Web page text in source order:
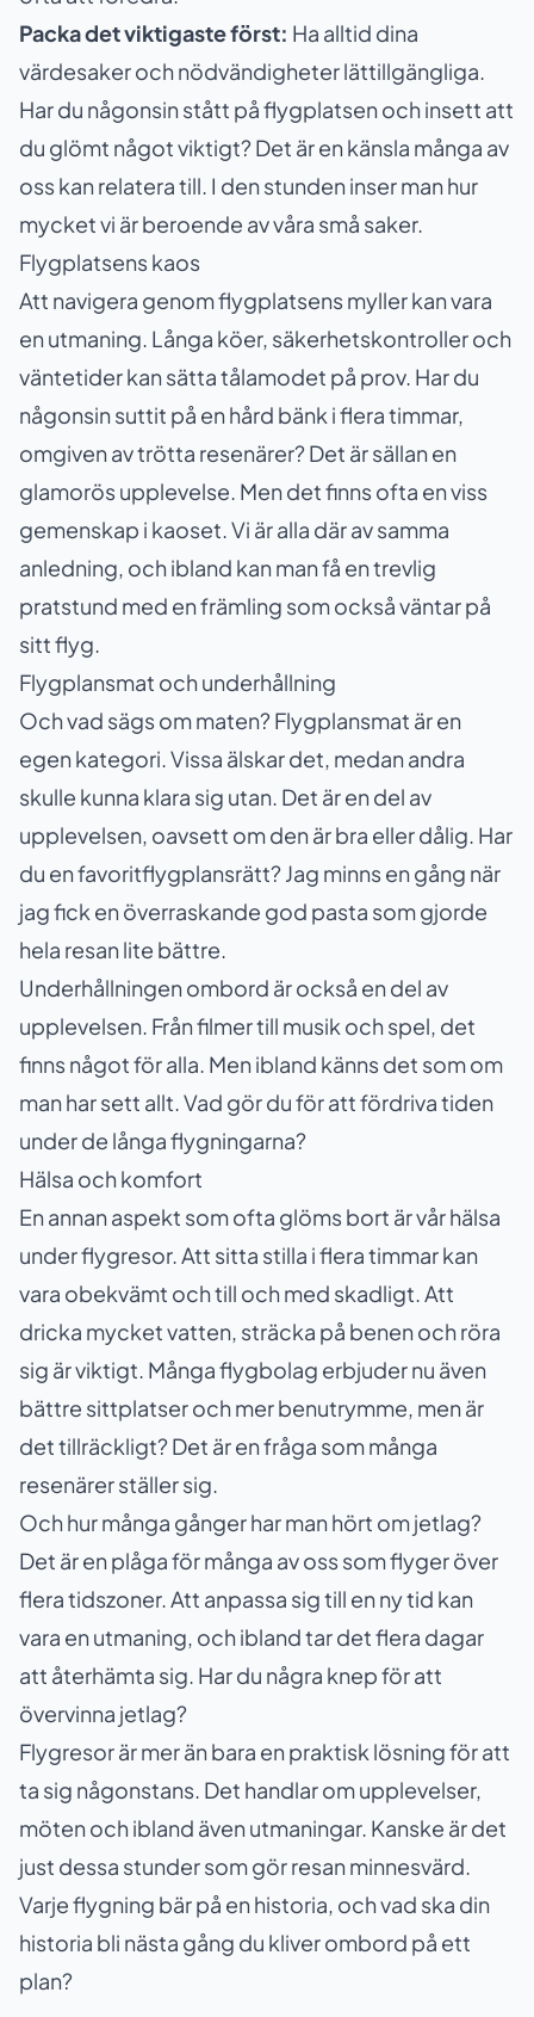
Packa det viktigaste först: Ha alltid dina
värdesaker och nödvändigheter lättillgängliga.
Har du någonsin stått på flygplatsen och insett att
du glömt något viktigt? Det är en känsla många av
oss kan relatera till. I den stunden inser man hur
mycket vi är beroende av våra små saker.
Flygplatsens kaos
Att navigera genom flygplatsens myller kan vara
en utmaning. Långa köer, säkerhetskontroller och
väntetider kan sätta tålamodet på prov. Har du
någonsin suttit på en hård bänk i flera timmar,
omgiven av trötta resenärer? Det är sällan en
glamorös upplevelse. Men det finns ofta en viss
gemenskap i kaoset. Vi är alla där av samma
anledning, och ibland kan man få en trevlig
pratstund med en främling som också väntar på
sitt flyg.
Flygplansmat och underhållning
Och vad sägs om maten? Flygplansmat är en
egen kategori. Vissa älskar det, medan andra
skulle kunna klara sig utan. Det är en del av
upplevelsen, oavsett om den är bra eller dålig. Har
du en favoritflygplansrätt? Jag minns en gång när
jag fick en överraskande god pasta som gjorde
hela resan lite bättre.
Underhållningen ombord är också en del av
upplevelsen. Från filmer till musik och spel, det
finns något för alla. Men ibland känns det som om
man har sett allt. Vad gör du för att fördriva tiden
under de långa flygningarna?
Hälsa och komfort
En annan aspekt som ofta glöms bort är vår hälsa
under flygresor. Att sitta stilla i flera timmar kan
vara obekvämt och till och med skadligt. Att
dricka mycket vatten, sträcka på benen och röra
sig är viktigt. Många flygbolag erbjuder nu även
bättre sittplatser och mer benutrymme, men är
det tillräckligt? Det är en fråga som många
resenärer ställer sig.
Och hur många gånger har man hört om jetlag?
Det är en plåga för många av oss som flyger över
flera tidszoner. Att anpassa sig till en ny tid kan
vara en utmaning, och ibland tar det flera dagar
att återhämta sig. Har du några knep för att
övervinna jetlag?
Flygresor är mer än bara en praktisk lösning för att
ta sig någonstans. Det handlar om upplevelser,
möten och ibland även utmaningar. Kanske är det
just dessa stunder som gör resan minnesvärd.
Varje flygning bär på en historia, och vad ska din
historia bli nästa gång du kliver ombord på ett
plan?